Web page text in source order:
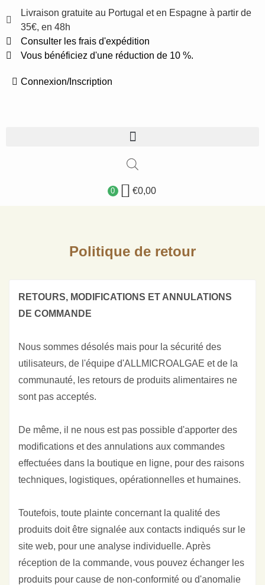
Livraison gratuite au Portugal et en Espagne à partir de
35€, en 48h
Consulter les frais d'expédition
Vous bénéficiez d'une réduction de 10 %.
Connexion/Inscription
0 €0,00
Politique de retour
RETOURS, MODIFICATIONS ET ANNULATIONS
DE COMMANDE
Nous sommes désolés mais pour la sécurité des
utilisateurs, de l'équipe d'ALLMICROALGAE et de la
communauté, les retours de produits alimentaires ne
sont pas acceptés.
De même, il ne nous est pas possible d'apporter des
modifications et des annulations aux commandes
effectuées dans la boutique en ligne, pour des raisons
techniques, logistiques, opérationnelles et humaines.
Toutefois, toute plainte concernant la qualité des
produits doit être signalée aux contacts indiqués sur le
site web, pour une analyse individuelle. Après
réception de la commande, vous pouvez échanger les
produits pour cause de non-conformité ou d'anomalie